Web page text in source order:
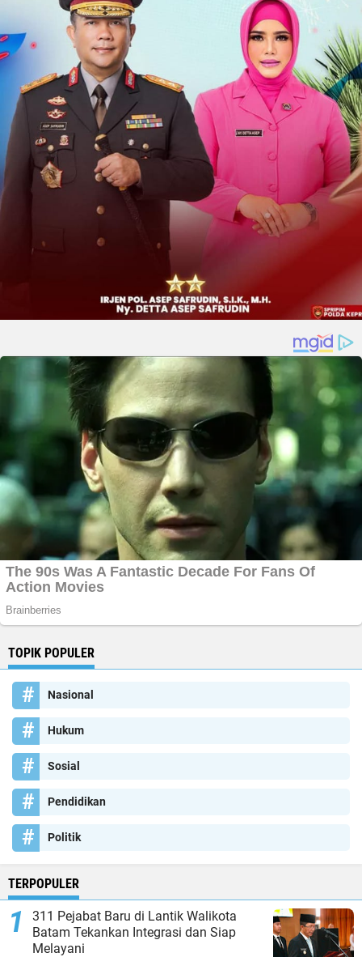
TOPIK POPULER
Nasional
Hukum
Sosial
Pendidikan
Politik
TERPOPULER
311 Pejabat Baru di Lantik Walikota
Batam Tekankan Integrasi dan Siap
Melayani